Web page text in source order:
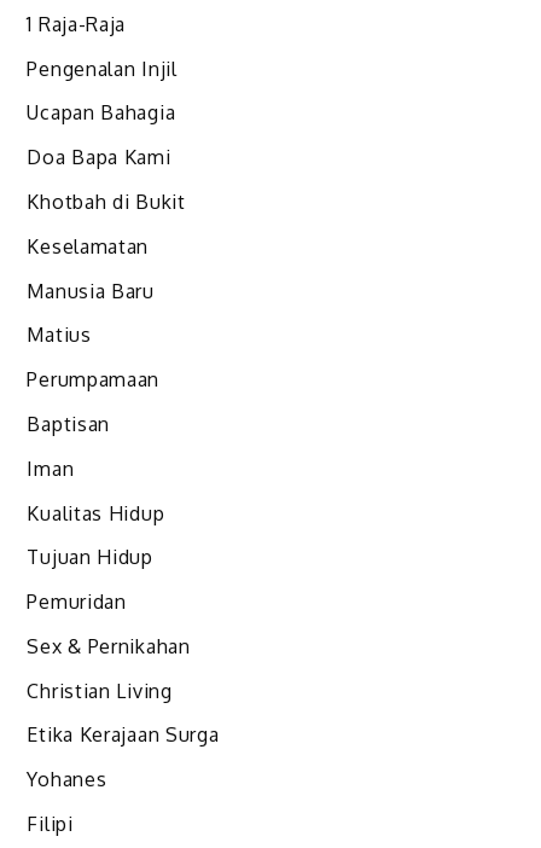
1 Raja-Raja
Pengenalan Injil
Ucapan Bahagia
Doa Bapa Kami
Khotbah di Bukit
Keselamatan
Manusia Baru
Matius
Perumpamaan
Baptisan
Iman
Kualitas Hidup
Tujuan Hidup
Pemuridan
Sex & Pernikahan
Christian Living
Etika Kerajaan Surga
Yohanes
Filipi